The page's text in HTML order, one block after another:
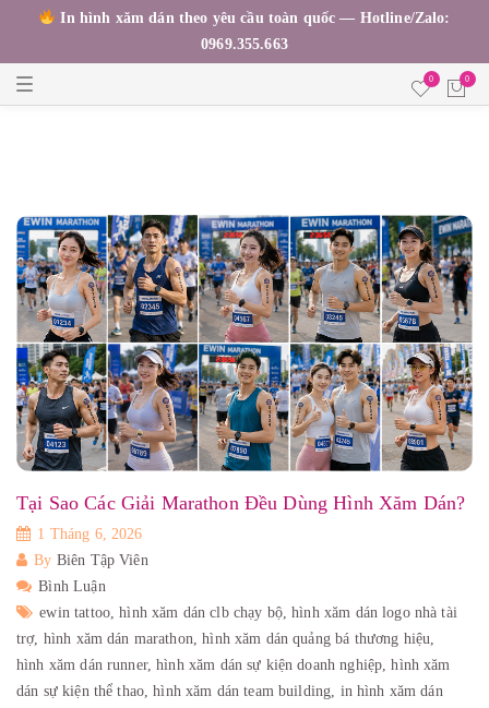
In hình xăm dán theo yêu cầu toàn quốc — Hotline/Zalo:
0969.355.663
T
v
i
g
a
t
i
o
n
0 0
Tại Sao Các Giải Marathon Đều Dùng Hình Xăm Dán?
1 Tháng 6, 2026
By Biên Tập Viên
Bình Luận
ewin tattoo,hình xăm dán clb chạy bộ,hình xăm dán logo nhà tài
trợ, hình xăm dán marathon,hình xăm dán quảng bá thương hiệu,
hình xăm dán runner,hình xăm dán sự kiện doanh nghiệp,hình xăm
dán sự kiện thể thao,hình xăm dán team building, in hình xăm dán